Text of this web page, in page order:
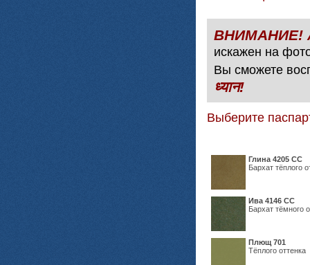
искажен на
Вы сможете
ध्यान!
Выберите
Глина 4205 СС
Бархат тёплого
Ива 4146 СС
Бархат тёмного
Плющ 701
Тёплого оттенка